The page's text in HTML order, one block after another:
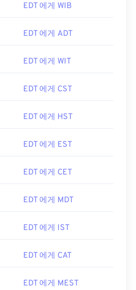
EDT 에게 WIB
EDT 에게 ADT
EDT 에게 WIT
EDT 에게 CST
EDT 에게 HST
EDT 에게 EST
EDT 에게 CET
EDT 에게 MDT
EDT 에게 IST
EDT 에게 CAT
EDT 에게 MEST